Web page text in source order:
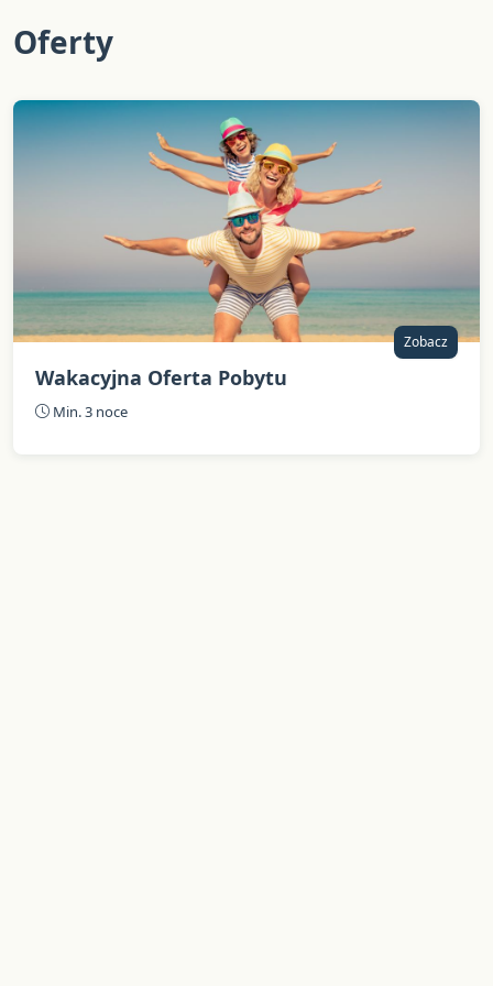
Oferty
Wakacyjna Oferta Pobytu
Min. 3 noce
Zobacz